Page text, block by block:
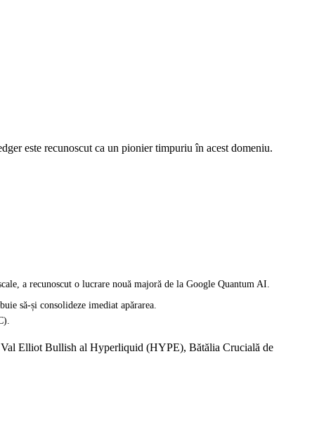
este recunoscut ca un pionier timpuriu în acest domeniu.
a recunoscut o lucrare nouă majoră de la Google Quantum AI.
să-și consolideze imediat apărarea.
Elliot Bullish al Hyperliquid (HYPE), Bătălia Crucială de